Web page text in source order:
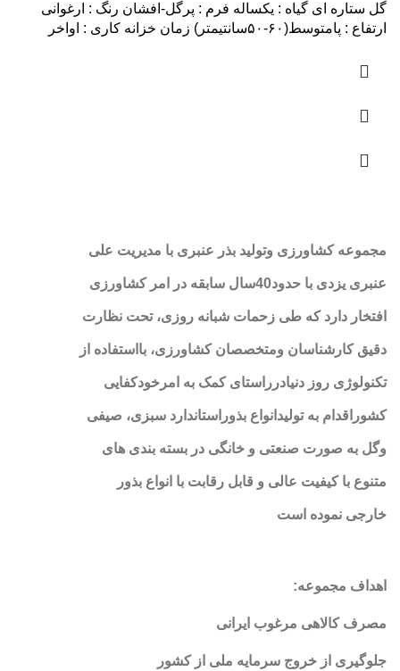
گل ستاره ای گیاه : یکساله فرم : پرگل-افشان رنگ : ارغوانی
ارتفاع : پامتوسط(۶۰-۵۰سانتیمتر) زمان خزانه کاری : اواخر
مجموعه کشاورزی وتولید بذر عنبری با مدیریت علی
عنبری یزدی با حدود40سال سابقه در امر کشاورزی
افتخار دارد که طی زحمات شبانه روزی، تحت نظارت
دقیق کارشناسان ومتخصصان کشاورزی، بااستفاده از
تکنولوژی روز دنیادرراستای کمک به امرخودکفایی
کشوراقدام به تولیدانواع بذوراستاندارد سبزی، صیفی
وگل به صورت صنعتی و خانگی در بسته بندی های
متنوع با کیفیت عالی و قابل رقابت با انواع بذور
خارجی نموده است
اهداف مجموعه:
مصرف کالاهی مرغوب ایرانی
جلوگیری از خروج سرمایه ملی از کشور